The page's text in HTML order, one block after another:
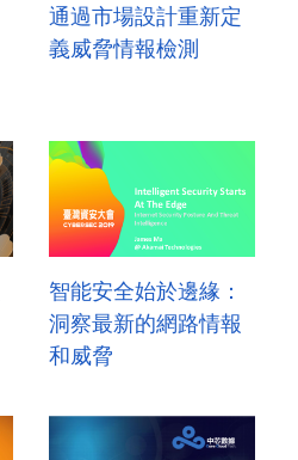
通過市場設計重新定
義威脅情報檢測
智能安全始於邊緣：
洞察最新的網路情報
和威脅